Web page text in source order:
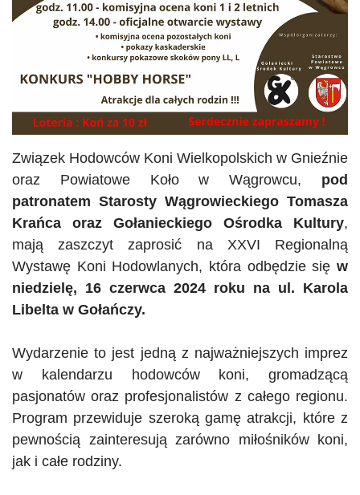
Związek Hodowców Koni Wielkopolskich w Gnieźnie
oraz Powiatowe Koło w Wągrowcu, pod
patronatem Starosty Wągrowieckiego Tomasza
Krańca oraz Gołanieckiego Ośrodka Kultury,
mają zaszczyt zaprosić na XXVI Regionalną
Wystawę Koni Hodowlanych, która odbędzie się w
niedzielę, 16 czerwca 2024 roku na ul. Karola
Libelta w Gołańczy.
Wydarzenie to jest jedną z najważniejszych imprez
w kalendarzu hodowców koni, gromadzącą
pasjonatów oraz profesjonalistów z całego regionu.
Program przewiduje szeroką gamę atrakcji, które z
pewnością zainteresują zarówno miłośników koni,
jak i całe rodziny.